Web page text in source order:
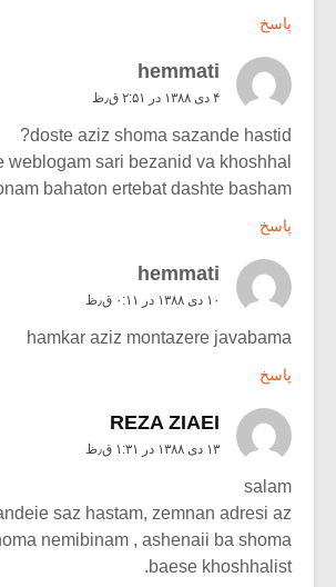
پاسخ
hemmati
۴ دی ۱۳۸۸ در ۲:۵۱ ق٫ظ
doste aziz shoma sazande hastid?
weblogam sari bezanid va khoshhal
bahaton ertebat dashte basham
پاسخ
hemmati
۱۰ دی ۱۳۸۸ در ۰:۱۱ ق٫ظ
hamkar aziz montazere javabama
پاسخ
REZA ZIAEI
۱۳ دی ۱۳۸۸ در ۱:۳۱ ق٫ظ
salam
saz hastam, zemnan adresi az
nemibinam , ashenaii ba shoma
baese khoshhalist.